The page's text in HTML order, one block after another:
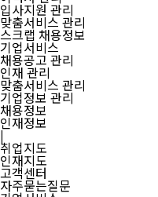
입사지원 관리
맞춤서비스 관리
스크랩 채용정보
기업서비스
채용공고 관리
인재 관리
맞춤서비스 관리
기업정보 관리
채용정보
인재정보
|
취업지도
인재지도
고객센터
자주묻는질문